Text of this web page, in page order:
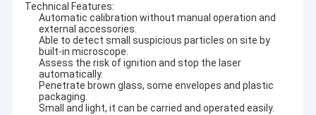
Technical Features:
Automatic calibration without manual operation and
external accessories.
Able to detect small suspicious particles on site by
built-in microscope.
Assess the risk of ignition and stop the laser
automatically.
Penetrate brown glass, some envelopes and plastic
packaging.
Small and light, it can be carried and operated easily.